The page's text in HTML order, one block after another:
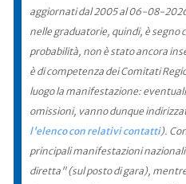
aggiornati dal 2005 al 06-08-
nelle graduatorie, quindi, è segno
probabilità, non è stato ancora
è di competenza dei Comitati
luogo la manifestazione:
omissioni, vanno dunque
l'elenco con relativi contatti).
principali manifestazioni
diretta" (sul posto di gara),